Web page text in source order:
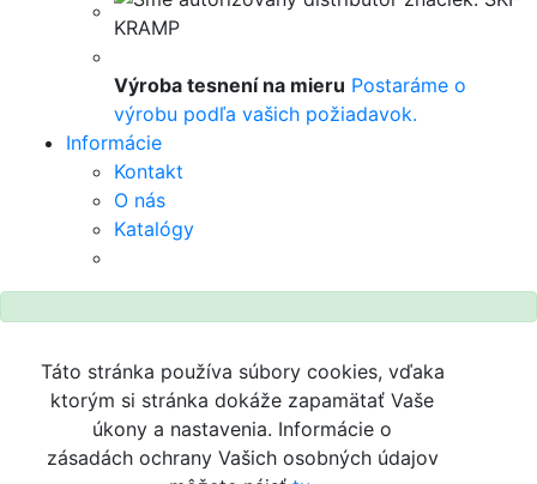
Výroba tesnení na mieru Postaráme o
výrobu podľa vašich požiadavok.
Informácie
Kontakt
O nás
Katalógy
Táto stránka používa súbory cookies, vďaka
ktorým si stránka dokáže zapamätať Vaše
úkony a nastavenia. Informácie o
zásadách ochrany Vašich osobných údajov